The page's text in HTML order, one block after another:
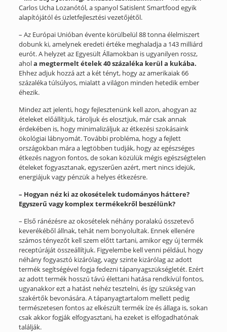
Carlos Ucha Lozanótól, a spanyol Satislent Smartfood egyik
alapítójától és üzletfejlesztési vezetőjétől.
– Az Európai Unióban évente körülbelül 88 tonna élelmiszert
dobunk ki, amelynek eredeti értéke meghaladja a 143 milliárd
eurót. A helyzet az Egyesült Államokban is ugyanilyen rossz,
ahola megtermelt ételek 40 százaléka kerül a kukába.
Ehhez adjuk hozzá azt a két tényt, hogy az amerikaiak 66
százaléka túlsúlyos, mialatt a világon minden hetedik ember
éhezik.
Mindez azt jelenti, hogy fejlesztenünk kell azon, ahogyan az
ételeket előállítjuk, tároljuk és elosztjuk, már csak annak
érdekében is, hogy minimalizáljuk az étkezési szokásaink
ökológiai lábnyomát. További probléma, hogy a fejlett
országokban mára a legtöbben tudják, hogy az egészséges
étkezés nagyon fontos, de sokan közülük mégis egészségtelen
ételeket fogyasztanak, egyszerűen azért, mert nincs idejük,
energiájuk vagy pénzük a helyes étkezésre.
– Hogyan néz ki az okosételek tudományos háttere?
Egyszerű vagy komplex termékekről beszélünk?
– Első ránézésre az okosételek néhány poralakú összetevő
keverékéből állnak, tehát nem bonyolultak. Ennek ellenére
számos tényezőt kell szem előtt tartani, amikor egy új termék
receptúráját összeállítjuk. Figyelembe kell venni például, hogy
néhány fogyasztó kizárólag, vagy szinte kizárólag az adott
termék segítségével fogja fedezni tápanyagszükségletét. Ezért
az adott termék hosszú távú élettani hatása rendkívül fontos,
ugyanakkor ezt a hatást nehéz tesztelni, és így szükség van
szakértők bevonására. A tápanyagtartalom mellett pedig
természetesen fontos az elkészült termék íze és állaga is, sokan
csak akkor fogják elfogyasztani, ha ezeket is elfogadhatónak
találják.